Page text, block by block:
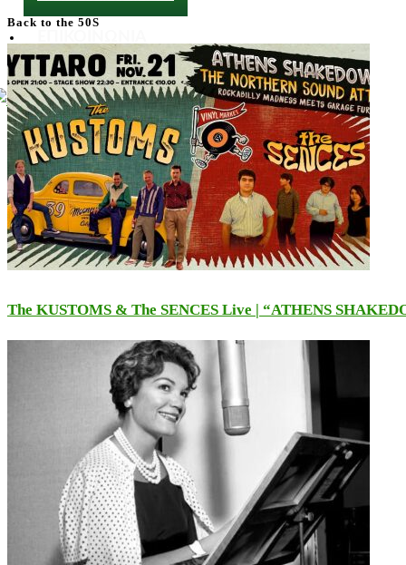
X
Back to the 50S
The KUSTOMS & The SENCES Live | “ATHENS